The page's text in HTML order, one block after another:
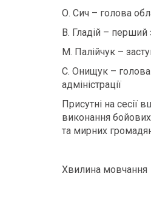
О. Сич – голова
В. Гладій – перший
М. Палійчук –
С. Онищук – голова
адміністрації
Присутні на сесії
виконання бойових
та мирних
Хвилина мовчання